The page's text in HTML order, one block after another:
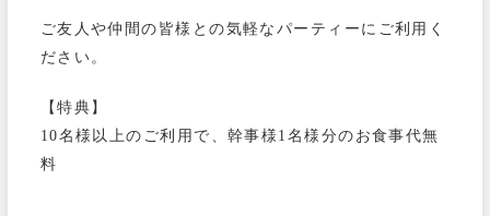
ご友人や仲間の皆様との気軽なパーティーにご利用く
ださい。
【特典】
10名様以上のご利用で、幹事様1名様分のお食事代無
料